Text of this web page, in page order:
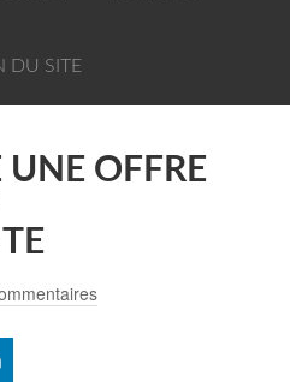
DU SITE
UNE OFFRE